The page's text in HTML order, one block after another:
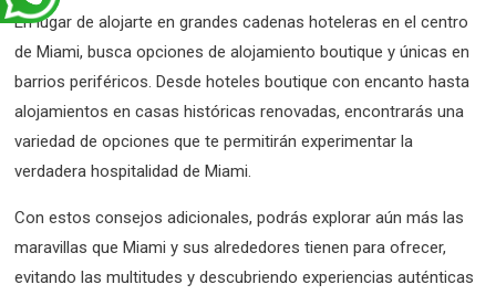
En lugar de alojarte en grandes cadenas hoteleras en el centro
de Miami, busca opciones de alojamiento boutique y únicas en
barrios periféricos. Desde hoteles boutique con encanto hasta
alojamientos en casas históricas renovadas, encontrarás una
variedad de opciones que te permitirán experimentar la
verdadera hospitalidad de Miami.
Con estos consejos adicionales, podrás explorar aún más las
maravillas que Miami y sus alrededores tienen para ofrecer,
evitando las multitudes y descubriendo experiencias auténticas